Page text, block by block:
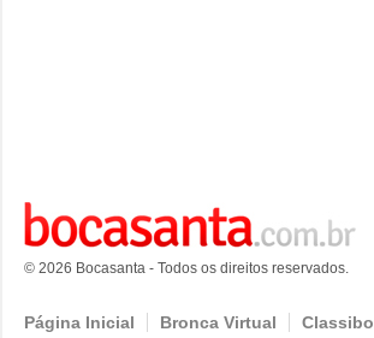
© 2026 Bocasanta - Todos os direitos reservados.
Página Inicial Bronca Virtual